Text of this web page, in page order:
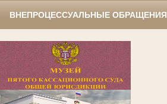
ВНЕПРОЦЕССУАЛЬНЫЕ ОБРАЩЕНИЯ